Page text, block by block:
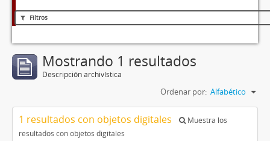
Filtros
Mostrando 1 resultados
Descripción archivística
Ordenar por: Alfabético
1 resultados con objetos digitales
Muestra los
resultados con objetos digitales